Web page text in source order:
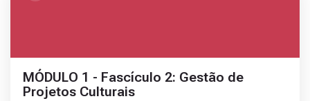
Nome da seção
MÓDULO 1 - Fascículo 2: Gestão de
Projetos Culturais